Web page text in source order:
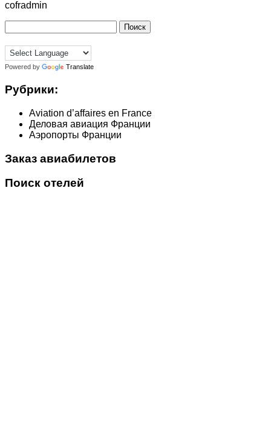
cofradmin
Powered by Translate
Рубрики:
Aviation d’affaires en France
Деловая авиация Франции
Аэропорты Франции
Заказ авиабилетов
Поиск отелей